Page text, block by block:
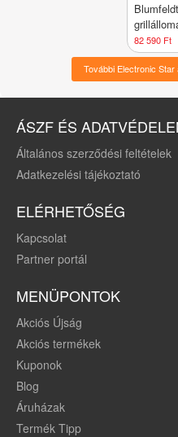
cm,
cm,
82 590 Ft
További Electronic
ÁSZF ÉS
Általános szerződési feltételek
Adatkezelési tájékoztató
ELÉRHETŐSÉG
Kapcsolat
Partner portál
MENÜPONTOK
Akciós Újság
Akciós termékek
Kuponok
Blog
Áruházak
Termék Tipp